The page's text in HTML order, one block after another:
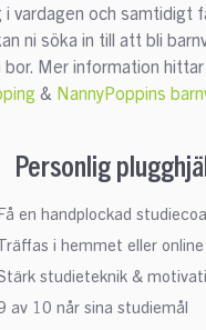
i vardagen och samtidigt
ni söka in till att bli
bor. Mer information hittar
& NannyPoppins
Personlig
Få en handplockad
Träffas i hemmet eller online
studieteknik &
av 10 når sina studiemål